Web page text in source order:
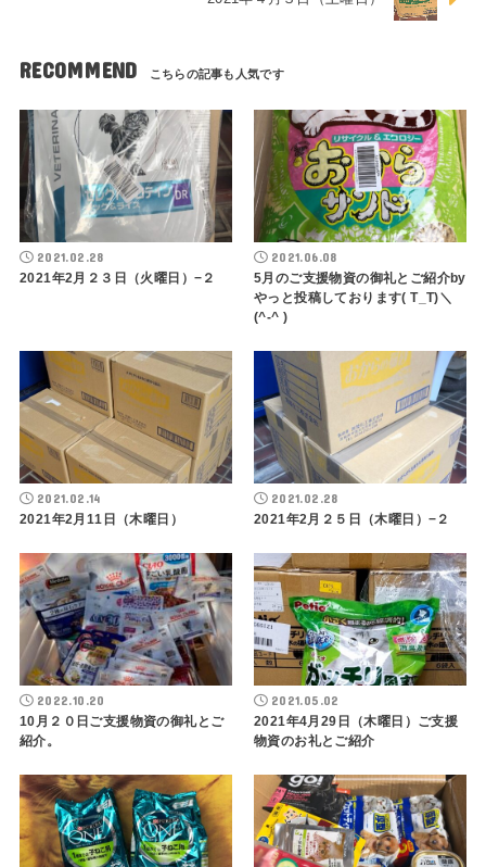
RECOMMEND
2021.02.28
2021年2月２３日（火曜日）−２
2021.06.08
5月のご支援物資の御礼とご紹介by
やっと投稿しております( T_T)＼
(^-^ )
2021.02.14
2021年2月11日（木曜日）
2021.02.28
2021年2月２５日（木曜日）−２
2022.10.20
10月２０日ご支援物資の御礼とご
紹介。
2021.05.02
2021年4月29日（木曜日）ご支援
物資のお礼とご紹介